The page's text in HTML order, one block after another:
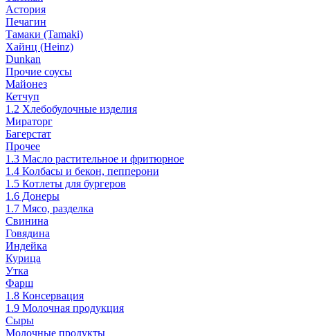
Астория
Печагин
Тамаки (Tamaki)
Хайнц (Heinz)
Dunkan
Прочие соусы
Майонез
Кетчуп
1.2 Хлебобулочные изделия
Мираторг
Багерстат
Прочее
1.3 Масло растительное и фритюрное
1.4 Колбасы и бекон, пепперони
1.5 Котлеты для бургеров
1.6 Донеры
1.7 Мясо, разделка
Свинина
Говядина
Индейка
Курица
Утка
Фарш
1.8 Консервация
1.9 Молочная продукция
Сыры
Молочные продукты